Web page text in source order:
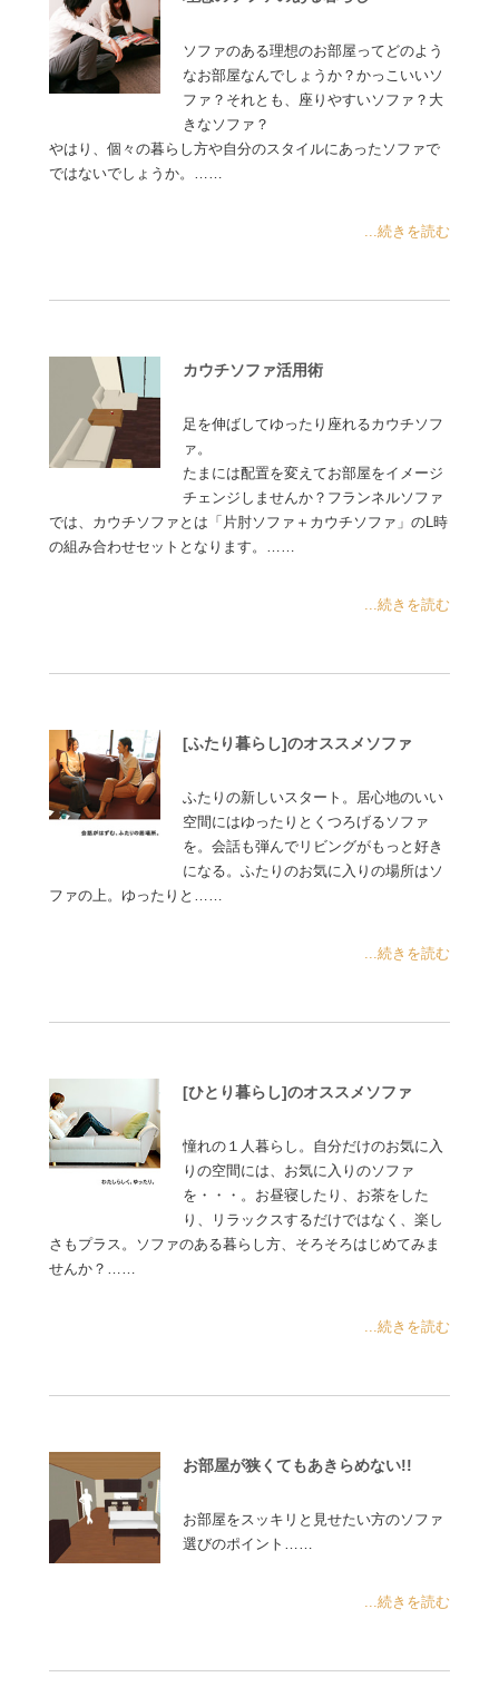
ソファのある理想のお部屋ってどのよう
なお部屋なんでしょうか？かっこいいソ
ファ？それとも、座りやすいソファ？大
きなソファ？
やはり、個々の暮らし方や自分のスタイルにあったソファで
ではないでしょうか。……
...続きを読む
カウチソファ活用術
足を伸ばしてゆったり座れるカウチソフ
ァ。
たまには配置を変えてお部屋をイメージ
チェンジしませんか？フランネルソファ
では、カウチソファとは「片肘ソファ＋カウチソファ」のL時
の組み合わせセットとなります。……
...続きを読む
[ふたり暮らし]のオススメソファ
ふたりの新しいスタート。居心地のいい
空間にはゆったりとくつろげるソファ
を。会話も弾んでリビングがもっと好き
になる。ふたりのお気に入りの場所はソ
ファの上。ゆったりと……
...続きを読む
[ひとり暮らし]のオススメソファ
憧れの１人暮らし。自分だけのお気に入
りの空間には、お気に入りのソファ
を・・・。お昼寝したり、お茶をした
り、リラックスするだけではなく、楽し
さもプラス。ソファのある暮らし方、そろそろはじめてみま
せんか？……
...続きを読む
お部屋が狭くてもあきらめない!!
お部屋をスッキリと見せたい方のソファ
選びのポイント……
...続きを読む